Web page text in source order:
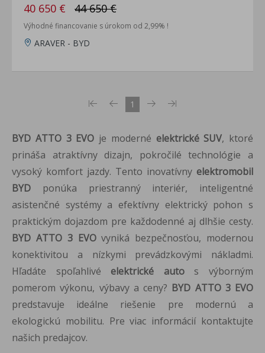
40 650 € 44 650 €
Výhodné financovanie s úrokom od 2,99% !
ARAVER - BYD
1
BYD ATTO 3 EVO je moderné elektrické SUV, ktoré
prináša atraktívny dizajn, pokročilé technológie a
vysoký komfort jazdy. Tento inovatívny elektromobil
BYD ponúka priestranný interiér, inteligentné
asistenčné systémy a efektívny elektrický pohon s
praktickým dojazdom pre každodenné aj dlhšie cesty.
BYD ATTO 3 EVOvyniká bezpečnosťou, modernou
konektivitou a nízkymi prevádzkovými nákladmi.
Hľadáte spoľahlivé elektrické autos výborným
pomerom výkonu, výbavy a ceny? BYD ATTO 3 EVO
predstavuje ideálne riešenie pre modernú a
ekologickú mobilitu. Pre viac informácií kontaktujte
našich predajcov.